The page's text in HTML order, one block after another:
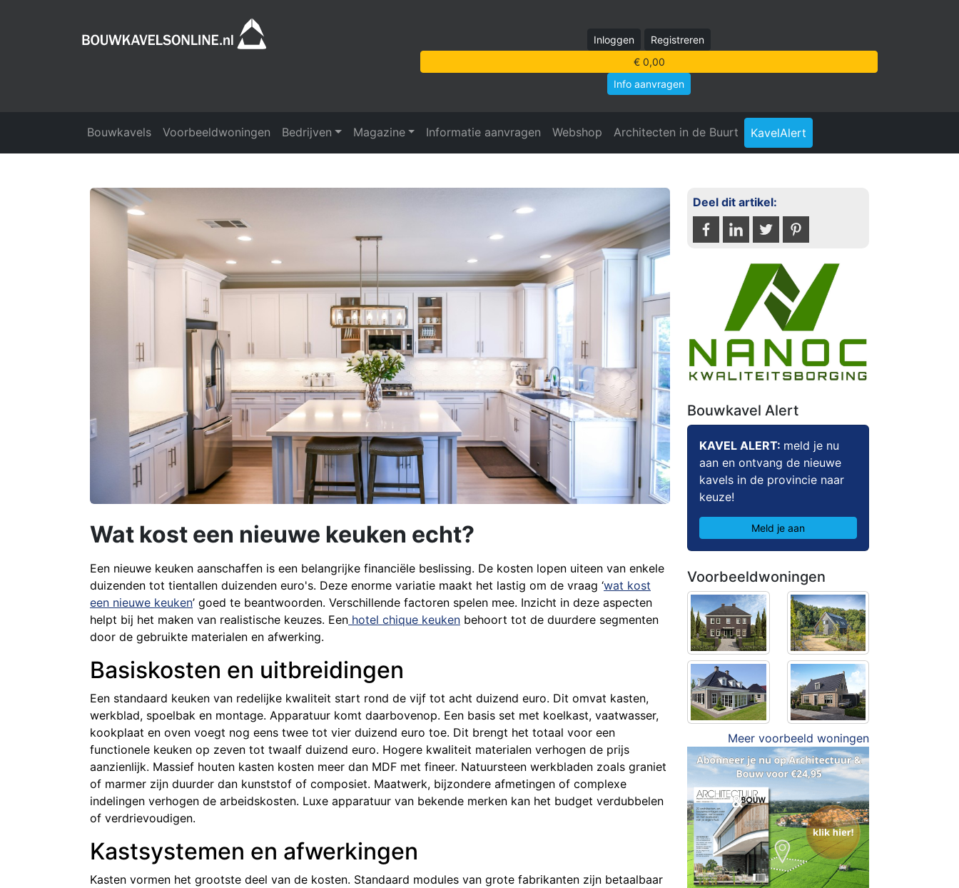
Inloggen
Registreren
€ 0,00
Info aanvragen
Bouwkavels Voorbeeldwoningen Bedrijven Magazine Informatie aanvragen Webshop Architecten in de Buurt KavelAlert
Wat kost een nieuwe keuken echt?
Een nieuwe keuken aanschaffen is een belangrijke financiële beslissing. De kosten lopen uiteen van enkele
duizenden tot tientallen duizenden euro's. Deze enorme variatie maakt het lastig om de vraag ‘wat kost
een nieuwe keuken’ goed te beantwoorden. Verschillende factoren spelen mee. Inzicht in deze aspecten
helpt bij het maken van realistische keuzes. Een hotel chique keuken behoort tot de duurdere segmenten
door de gebruikte materialen en afwerking.
Basiskosten en uitbreidingen
Een standaard keuken van redelijke kwaliteit start rond de vijf tot acht duizend euro. Dit omvat kasten,
werkblad, spoelbak en montage. Apparatuur komt daarbovenop. Een basis set met koelkast, vaatwasser,
kookplaat en oven voegt nog eens twee tot vier duizend euro toe. Dit brengt het totaal voor een
functionele keuken op zeven tot twaalf duizend euro. Hogere kwaliteit materialen verhogen de prijs
aanzienlijk. Massief houten kasten kosten meer dan MDF met fineer. Natuursteen werkbladen zoals graniet
of marmer zijn duurder dan kunststof of composiet. Maatwerk, bijzondere afmetingen of complexe
indelingen verhogen de arbeidskosten. Luxe apparatuur van bekende merken kan het budget verdubbelen
of verdrievoudigen.
Kastsystemen en afwerkingen
Kasten vormen het grootste deel van de kosten. Standaard modules van grote fabrikanten zijn betaalbaar
Deel dit artikel:
Bouwkavel Alert
KAVEL ALERT: meld je nu
aan en ontvang de nieuwe
kavels in de provincie naar
keuze!
Meld je aan
Voorbeeldwoningen
Meer voorbeeld woningen